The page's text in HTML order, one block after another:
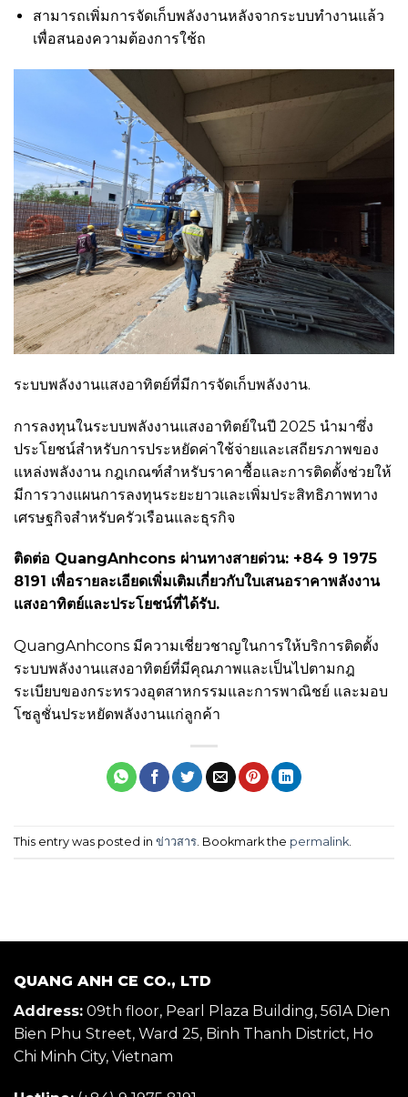
สามารถเพิ่มการจัดเก็บพลังงานหลังจากระบบทำงานแล้ว
เพื่อสนองความต้องการใช้ถ
ระบบพลังงานแสงอาทิตย์ที่มีการจัดเก็บพลังงาน.
การลงทุนในระบบพลังงานแสงอาทิตย์ในปี 2025 นำมาซึ่ง
ประโยชน์สำหรับการประหยัดค่าใช้จ่ายและเสถียรภาพของ
แหล่งพลังงาน กฎเกณฑ์สำหรับราคาซื้อและการติดตั้งช่วยให้
มีการวางแผนการลงทุนระยะยาวและเพิ่มประสิทธิภาพทาง
เศรษฐกิจสำหรับครัวเรือนและธุรกิจ
ติดต่อ QuangAnhcons ผ่านทางสายด่วน: +84 9 1975
8191 เพื่อรายละเอียดเพิ่มเติมเกี่ยวกับใบเสนอราคาพลังงาน
แสงอาทิตย์และประโยชน์ที่ได้รับ.
QuangAnhcons มีความเชี่ยวชาญในการให้บริการติดตั้ง
ระบบพลังงานแสงอาทิตย์ที่มีคุณภาพและเป็นไปตามกฎ
ระเบียบของกระทรวงอุตสาหกรรมและการพาณิชย์ และมอบ
โซลูชั่นประหยัดพลังงานแก่ลูกค้า
This entry was posted in ข่าวสาร . Bookmark the permalink
QUANG ANH CE CO., LTD
Address: 09th floor, Pearl Plaza Building, 561A Dien
Bien Phu Street, Ward 25, Binh Thanh District, Ho
Chi Minh City, Vietnam